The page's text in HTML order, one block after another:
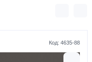
Код: 4635-88